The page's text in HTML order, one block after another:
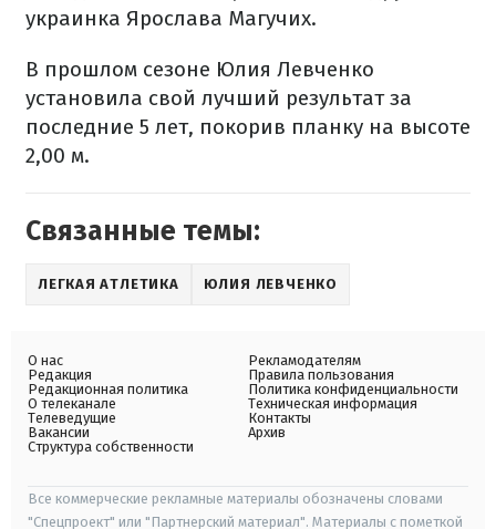
украинка Ярослава Магучих.
В прошлом сезоне Юлия Левченко
установила свой лучший результат за
последние 5 лет, покорив планку на высоте
2,00 м.
Связанные темы:
ЛЕГКАЯ АТЛЕТИКА ЮЛИЯ ЛЕВЧЕНКО
О нас
Редакция
Редакционная политика
О телеканале
Телеведущие
Вакансии
Структура собственности
Рекламодателям
Правила пользования
Политика конфиденциальности
Техническая информация
Контакты
Архив
Все коммерческие рекламные материалы обозначены словами
"Спецпроект" или "Партнерский материал". Материалы с пометкой